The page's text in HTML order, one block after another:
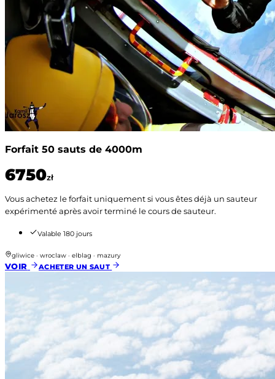
Forfait 50 sauts de 4000m
6750zł
Vous achetez le forfait uniquement si vous êtes déjà un sauteur
expérimenté après avoir terminé le cours de sauteur.
Valable 180 jours
gliwice · wroclaw · elblag · mazury
VOIR ACHETER UN SAUT